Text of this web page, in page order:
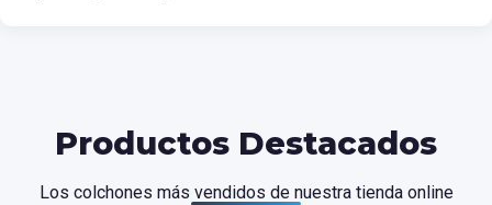
Productos Destacados
Los colchones más vendidos de nuestra tienda online